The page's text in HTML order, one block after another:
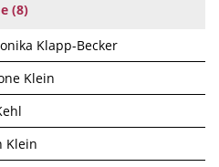
(8)
Klapp-Becker
Klein
Klein